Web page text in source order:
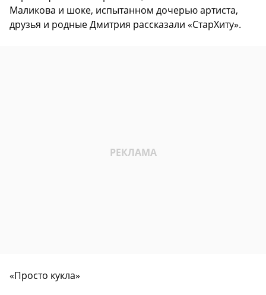
Маликова и шоке, испытанном дочерью артиста,
друзья и родные Дмитрия рассказали «СтарХиту».
«Просто кукла»